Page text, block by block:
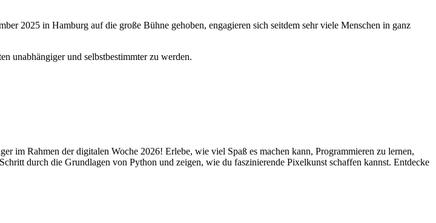
2025 in Hamburg auf die große Bühne gehoben, engagieren sich seitdem sehr viele Menschen in ganz
unabhängiger und selbstbestimmter zu werden.
im Rahmen der digitalen Woche 2026! Erlebe, wie viel Spaß es machen kann, Programmieren zu lernen,
durch die Grundlagen von Python und zeigen, wie du faszinierende Pixelkunst schaffen kannst. Entdecke